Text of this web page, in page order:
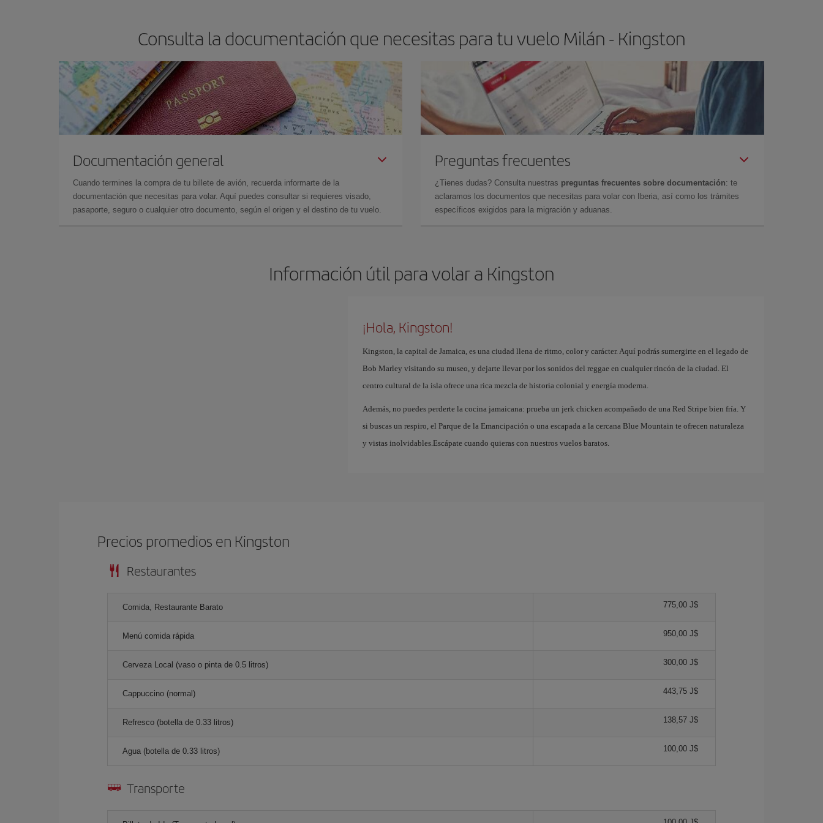
Consulta la documentación que necesitas para tu vuelo Milán - Kingston
Documentación general
Cuando termines la compra de tu billete de avión, recuerda informarte de la
documentación que necesitas para volar. Aquí puedes consultar si requieres visado,
pasaporte, seguro o cualquier otro documento, según el origen y el destino de tu vuelo.
Preguntas frecuentes
¿Tienes dudas? Consulta nuestras preguntas frecuentes sobre documentación: te
aclaramos los documentos que necesitas para volar con Iberia, así como los trámites
específicos exigidos para la migración y aduanas.
Información útil para volar a Kingston
¡Hola, Kingston!
Kingston, la capital de Jamaica, es una ciudad llena de ritmo, color y carácter. Aquí podrás sumergirte en el legado de
Bob Marley visitando su museo, y dejarte llevar por los sonidos del reggae en cualquier rincón de la ciudad. El
centro cultural de la isla ofrece una rica mezcla de historia colonial y energía moderna.
Además, no puedes perderte la cocina jamaicana: prueba un jerk chicken acompañado de una Red Stripe bien fría. Y
si buscas un respiro, el Parque de la Emancipación o una escapada a la cercana Blue Mountain te ofrecen naturaleza
y vistas inolvidables.Escápate cuando quieras con nuestros vuelos baratos.
Precios promedios en Kingston
Restaurantes
Comida, Restaurante Barato 775,00 J$
Menú comida rápida 950,00 J$
Cerveza Local (vaso o pinta de 0.5 litros) 300,00 J$
Cappuccino (normal) 443,75 J$
Refresco (botella de 0.33 litros) 138,57 J$
Agua (botella de 0.33 litros) 100,00 J$
Transporte